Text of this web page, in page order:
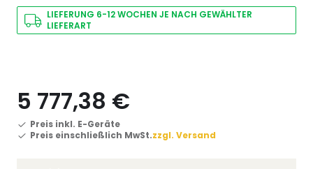
LIEFERUNG 6-12 WOCHEN JE NACH GEWÄHLTER
LIEFERART
5 777,38 €
Preis inkl. E-Geräte
Preis einschließlich MwSt.zzgl. Versand